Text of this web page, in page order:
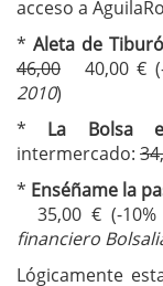
acceso a
*Aleta de
46,00 40,00 €
2010)
* La Bolsa
intermercado:
* Enséñame la
35,00 € (-
financiero
Lógicamente